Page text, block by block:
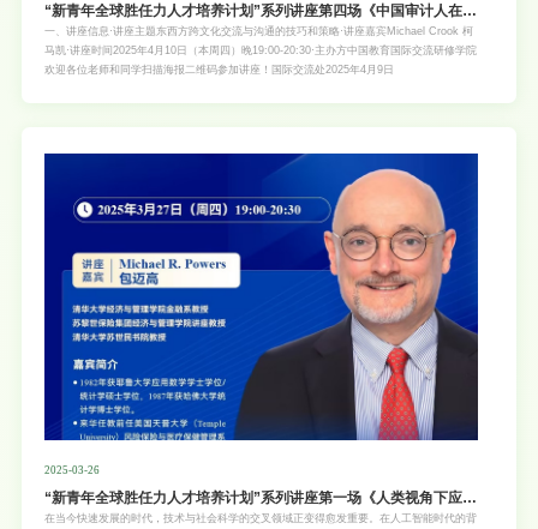
“新青年全球胜任力人才培养计划”系列讲座第四场《中国审计人在联
合国——对青年学生职业规划的一些启示》
一、讲座信息·讲座主题东西方跨文化交流与沟通的技巧和策略·讲座嘉宾Michael Crook 柯
马凯·讲座时间2025年4月10日（本周四）晚19:00-20:30·主办方中国教育国际交流研修学院
欢迎各位老师和同学扫描海报二维码参加讲座！国际交流处2025年4月9日
2025-03-26
“新青年全球胜任力人才培养计划”系列讲座第一场《人类视角下应用
人工智能（机器学习）对经济和社会政策制定中的问题统计分析》
在当今快速发展的时代，技术与社会科学的交叉领域正变得愈发重要。在人工智能时代的背